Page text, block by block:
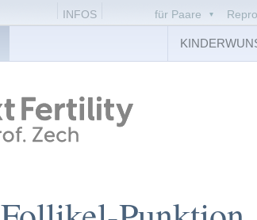
INFOS für Paare